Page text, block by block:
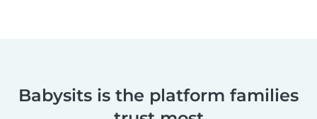
Babysits is the platform families